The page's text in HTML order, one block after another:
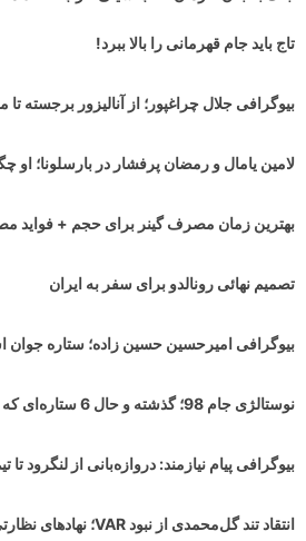
تاج باید جام قهرمانی را بالا ببرد!
بیوگرافی جلال چراغپور؛ از آنالیزور برجسته
لامین یامال و رمضان پرفشار در بارسلونا؛ او
بهترین زمان مصرف گینر برای حجم + فواید
تصمیم نهائی رونالدو برای سفر به ایران
بیوگرافی امیرحسین حسین زاده؛ ستاره جوان
نوستالژی جام 98؛ گذشته و حال 6 ستاره‌ای که تاریخ را رقم زدند/ تصاویر
بیوگرافی پیام نیازمند: دروازه‌بانی از لنگرود تا
انتقاد تند گل‌محمدی از نبود VAR؛ نهادهای نظارتی ورود کنند!